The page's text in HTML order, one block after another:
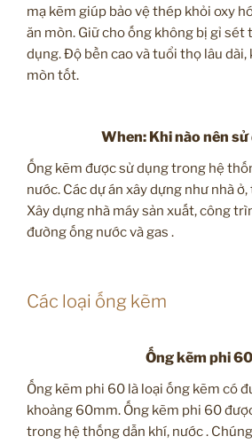
mạ kẽm giúp bảo vệ thép khỏi oxy
ăn mòn. Giữ cho ống không bị gỉ
dụng. Độ bền cao và tuổi thọ lâu dài,
mòn tốt.
When: Khi nào nên sử
Ống kẽm được sử dụng trong hệ
nước. Các dự án xây dựng như nhà
Xây dựng nhà máy sản xuất, công
đường ống nước và gas .
Các loại ống kẽm
Ống kẽm phi 60
Ống kẽm phi 60 là loại ống kẽm có
khoảng 60mm. Ống kẽm phi 60
trong hệ thống dẫn khí, nước .